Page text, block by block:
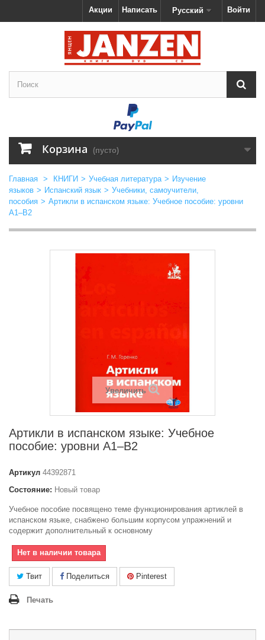
Войти
Русский
Написать
Акции
Корзина (пусто)
Главная > КНИГИ > Учебная литература > Изучение
языков > Испанский язык > Учебники, самоучители,
пособия > Артикли в испанском языке: Учебное пособие: уровни
А1–В2
Увеличить
Артикли в испанском языке: Учебное
пособие: уровни А1–В2
Артикул 44392871
Состояние: Новый товар
Учебное пособие посвящено теме функционирования артиклей в
испанском языке, снабжено большим корпусом упражнений и
содержит дополнительный к основному
Нет в наличии товара
Твит Поделиться Pinterest
Печать